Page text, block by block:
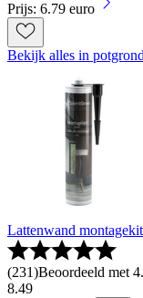
Prijs: 6.79 euro
Bekijk alles in potgrond
Lattenwand
(231)Beoordeeld met
8.49